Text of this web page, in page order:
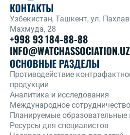
КОНТАКТЫ
Узбекистан, Ташкент, ул.
Махмуда, 28
+998 93 184-88-88
INFO@WATCHASSOCIATION.UZ
ОСНОВНЫЕ РАЗДЕЛЫ
Противодействие
продукции
Аналитика и исследования
Международное сотрудничество
Планируемые
Ресурсы для специалистов